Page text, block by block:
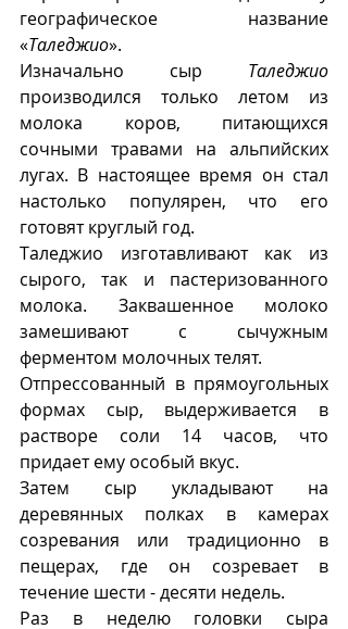
географическое название
«Таледжио».
Изначально сыр Таледжио
производился только летом из
молока коров, питающихся
сочными травами на альпийских
лугах. В настоящее время он стал
настолько популярен, что его
готовят круглый год.
Таледжио изготавливают как из
сырого, так и пастеризованного
молока. Заквашенное молоко
замешивают с сычужным
ферментом молочных телят.
Отпрессованный в прямоугольных
формах сыр, выдерживается в
растворе соли 14 часов, что
придает ему особый вкус.
Затем сыр укладывают на
деревянных полках в камерах
созревания или традиционно в
пещерах, где он созревает в
течение шести - десяти недель.
Раз в неделю головки сыра